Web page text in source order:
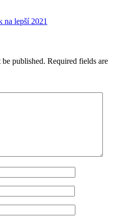
na lepší 2021
published. Required fields are